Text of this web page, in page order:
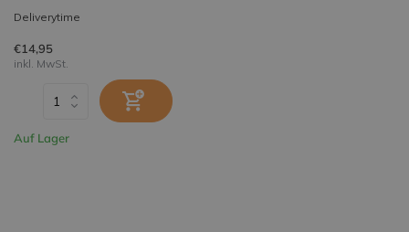
Deliverytime
€14,95
inkl. MwSt.
Auf Lager